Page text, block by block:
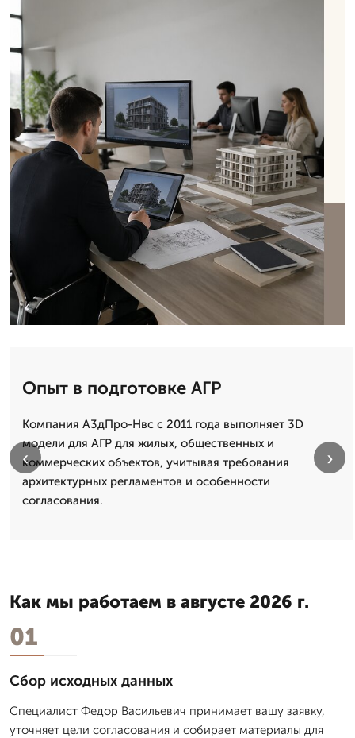
Опыт в подготовке АГР
Компания А3дПро-Нвс с 2011 года выполняет 3D
модели для АГР для жилых, общественных и
коммерческих объектов, учитывая требования
архитектурных регламентов и особенности
согласования.
‹ ›
Как мы работаем в августе 2026 г.
01
Сбор исходных данных
Специалист Федор Васильевич принимает вашу заявку,
уточняет цели согласования и собирает материалы для